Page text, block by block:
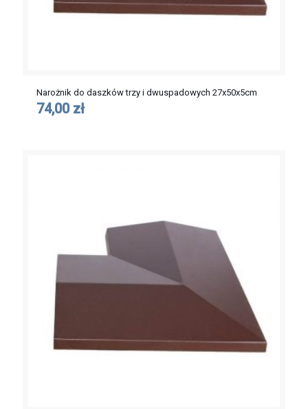
Narożnik do daszków trzy i dwuspadowych 27x50x5cm
74,00 zł